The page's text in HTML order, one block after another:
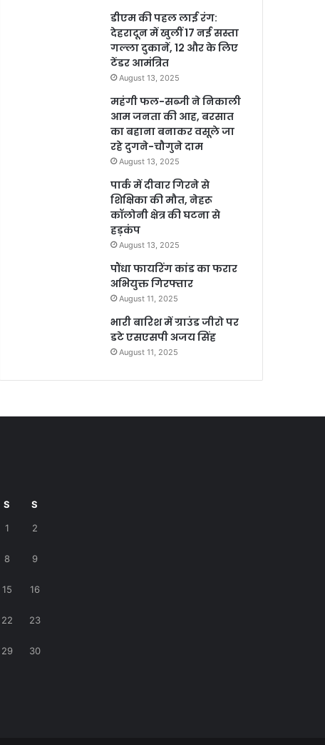
डीएम की पहल लाई रंग:
देहरादून में खुलीं 17 नई सस्ता
गल्ला दुकानें, 12 और के लिए
टेंडर आमंत्रित
August 13, 2025
महंगी फल-सब्जी ने निकाली
आम जनता की आह, बरसात
का बहाना बनाकर वसूले जा
रहे दुगने-चौगुने दाम
August 13, 2025
पार्क में दीवार गिरने से
शिक्षिका की मौत, नेहरू
कॉलोनी क्षेत्र की घटना से
हड़कंप
August 13, 2025
पौंधा फायरिंग कांड का फरार
अभियुक्त गिरफ्तार
August 11, 2025
भारी बारिश में ग्राउंड जीरो पर
डटे एसएसपी अजय सिंह
August 11, 2025
S S
1 2
8 9
15 16
22 23
29 30